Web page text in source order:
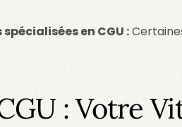
en CGU :
: Votre